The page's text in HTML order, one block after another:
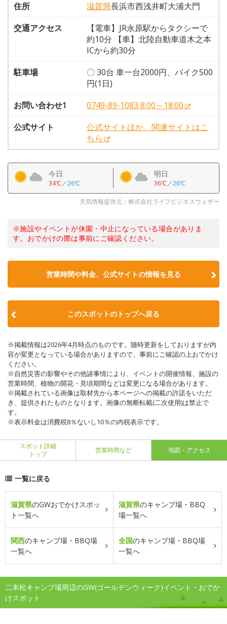
住所
滋賀県長浜市西浅井町大浦大門
交通アクセス
【電車】JR永原駅からタクシーで
約10分 【車】北陸自動車道木之本
ICから約30分
駐車場
〇 30台 車一台2000円、バイク500
円(1日)
お問い合わせ1
0749-89-1083 8:00～18:00
公式サイト
公式サイトほか、関連サイトはこ
ちら
今日
34℃／26℃
明日
36℃／26℃
天気情報提供元：株式会社ライフビジネスウェザー
※施設やイベントが休園・中止になっている場合がありま
す。おでかけの際は事前にご確認ください。
営業時間や料金、公式サイトの情報を見る
このスポットのトップへ戻る
※掲載情報は2026年4月時点のものです。随時更新をしておりますが内
容が変更となっている場合がありますので、事前にご確認の上おでかけ
ください。
※自然災害の影響やその他諸事情により、イベントの開催情報、施設の
営業時間、植物の開花・見頃期間などは変更になる場合があります。
※掲載されている画像は取材先から本ページへの掲載の許諾をいただ
き、提供されたものとなります。画像の無断転載(二次使用)は禁止で
す。
※表示料金は消費税8％ないし10％の内税表示です。
スポット詳細
トップ
営業時間など 地図・アクセス
一覧に戻る
滋賀県のGWおでかけスポッ
ト一覧へ
滋賀県のキャンプ場・BBQ
場一覧へ
関西のキャンプ場・BBQ場
一覧へ
全国のキャンプ場・BBQ場
一覧へ
二本松キャンプ場周辺のGW(ゴールデンウィーク)イベント・おでか
けスポット